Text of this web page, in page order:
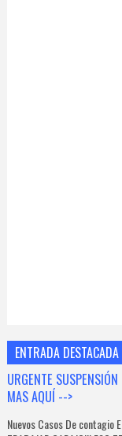
ENTRADA DESTACADA
URGENTE
MAS AQUÍ -->
Nuevos Casos De contagio